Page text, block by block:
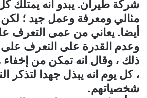
شركة طيران. يبدو أنه
مثالي ومعرفة وعمل جيد ؛ لكن
أيضا. يعاني من عمى التعرف
وعدم القدرة على التعرف على
ذلك ، وقال انه تمكن من إخفاء
، كل يوم انه يبذل جهدا لتذكر
شخصياتهم.